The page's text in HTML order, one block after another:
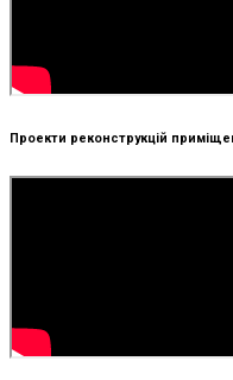
Проекти реконструкцій